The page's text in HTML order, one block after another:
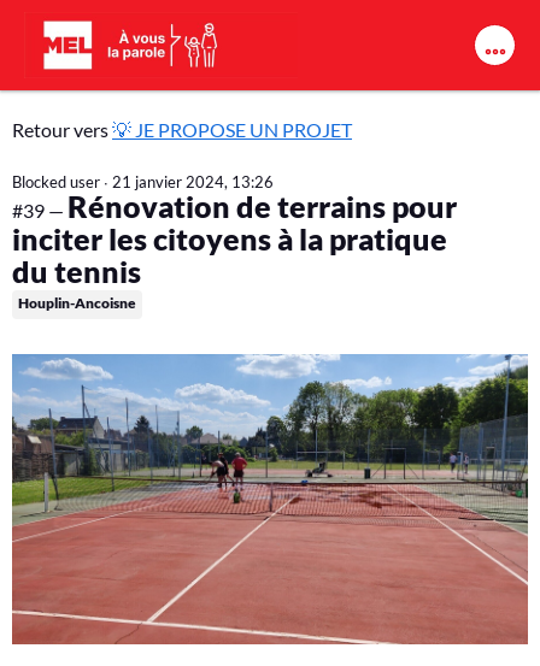
Aller au contenu principal
💡
J
E
P
R
O
P
O
S
E
U
N
P
Retour vers💡 JE PROPOSE UN PROJET
Blocked user ∙ 21 janvier 2024, 13:26
#39 — Rénovation de terrains pour
inciter les citoyens à la pratique
du tennis
Houplin-Ancoisne